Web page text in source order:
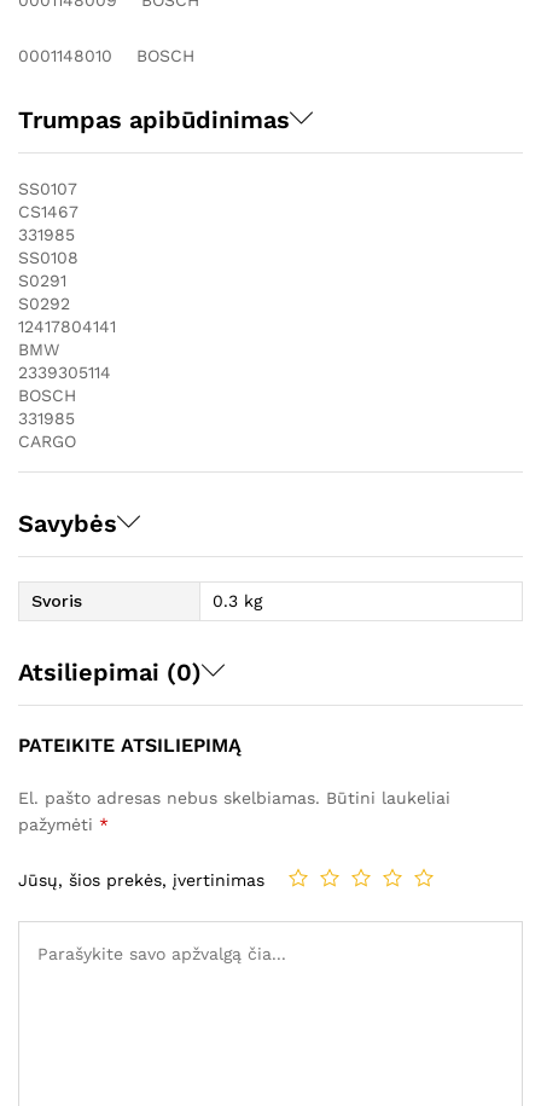
0001148010 BOSCH
Trumpas apibūdinimas
SS0107
CS1467
331985
SS0108
S0291
S0292
12417804141
BMW
2339305114
BOSCH
331985
CARGO
Savybės
Svoris 0.3 kg
Atsiliepimai (0)
PATEIKITE ATSILIEPIMĄ
El. pašto adresas nebus skelbiamas. Būtini laukeliai
pažymėti *
Jūsų, šios prekės, įvertinimas